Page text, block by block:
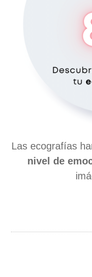
Las ecografías
nivel de